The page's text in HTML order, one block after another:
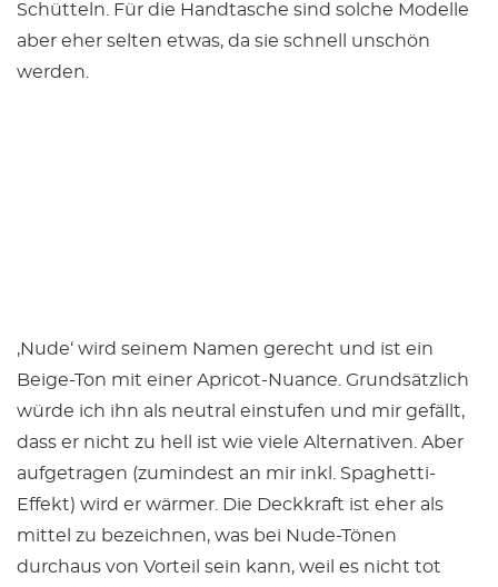
Schütteln. Für die Handtasche sind solche Modelle
aber eher selten etwas, da sie schnell unschön
werden.
‚Nude‘ wird seinem Namen gerecht und ist ein
Beige-Ton mit einer Apricot-Nuance. Grundsätzlich
würde ich ihn als neutral einstufen und mir gefällt,
dass er nicht zu hell ist wie viele Alternativen. Aber
aufgetragen (zumindest an mir inkl. Spaghetti-
Effekt) wird er wärmer. Die Deckkraft ist eher als
mittel zu bezeichnen, was bei Nude-Tönen
durchaus von Vorteil sein kann, weil es nicht tot